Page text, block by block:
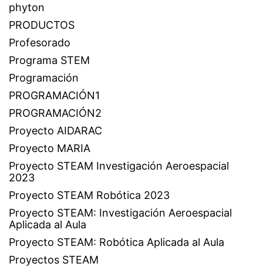
phyton
PRODUCTOS
Profesorado
Programa STEM
Programación
PROGRAMACIÓN1
PROGRAMACIÓN2
Proyecto AIDARAC
Proyecto MARIA
Proyecto STEAM Investigación Aeroespacial
2023
Proyecto STEAM Robótica 2023
Proyecto STEAM: Investigación Aeroespacial
Aplicada al Aula
Proyecto STEAM: Robótica Aplicada al Aula
Proyectos STEAM